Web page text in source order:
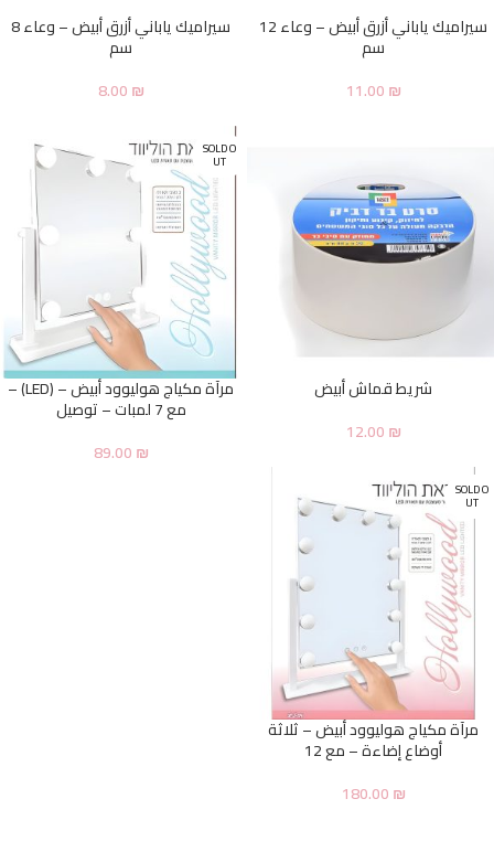
سيراميك ياباني أزرق أبيض – وعاء 12
سم
11.00₪
سيراميك ياباني أزرق أبيض – وعاء 8
سم
8.00₪
شريط قماش أبيض
12.00₪
SOLD O
UT
مرآة مكياج هوليوود أبيض – (LED) –
مع 7 لمبات – توصيل
89.00₪
SOLD O
UT
مرآة مكياج هوليوود أبيض – ثلاثة
أوضاع إضاءة – مع 12
180.00₪